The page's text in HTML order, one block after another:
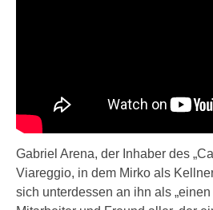
Gabriel Arena, der Inhaber des
Viareggio, in dem Mirko als
sich unterdessen an ihn als